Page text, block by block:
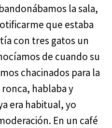
la sala,
que estaba
con tres gatos un
de cuando su
chacinados para la
hablaba y
era habitual, yo
En un café